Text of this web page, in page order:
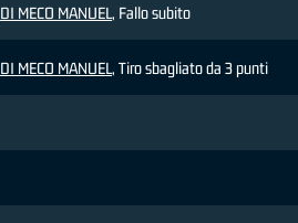
DI MECO MANUEL, Fallo subito
DI MECO MANUEL, Tiro sbagliato da 3 punti